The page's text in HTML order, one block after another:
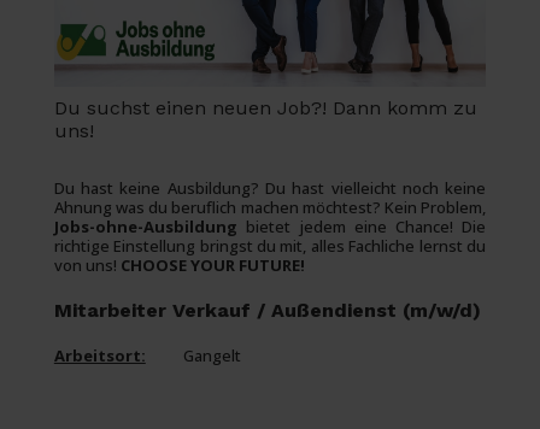
Du suchst einen neuen Job?! Dann komm zu
uns!
Du hast keine Ausbildung? Du hast vielleicht noch keine
Ahnung was du beruflich machen möchtest? Kein Problem,
Jobs-ohne-Ausbildung bietet jedem eine Chance! Die
richtige Einstellung bringst du mit, alles Fachliche lernst du
von uns! CHOOSE YOUR FUTURE!
Mitarbeiter Verkauf / Außendienst (m/w/d)
Arbeitsort: Gangelt